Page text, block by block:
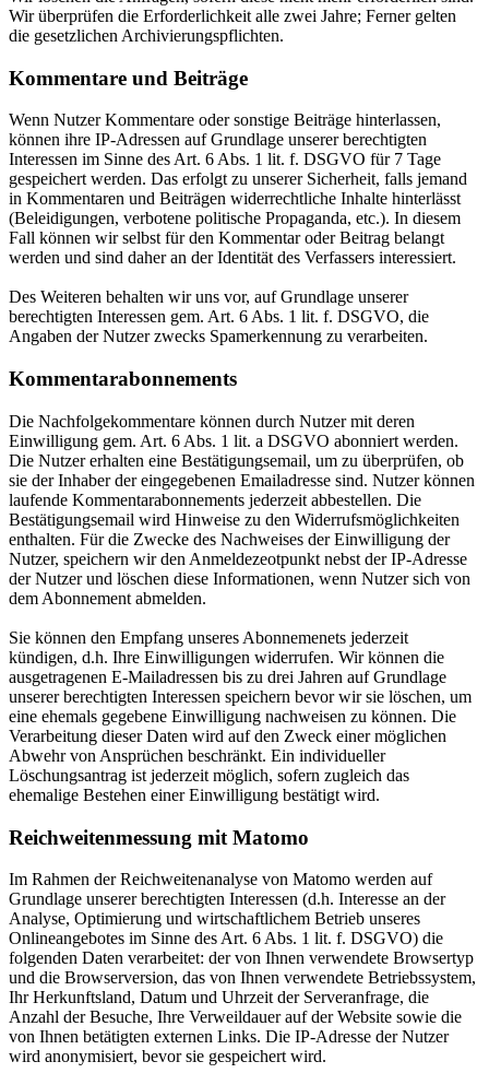
Wir überprüfen die Erforderlichkeit alle zwei Jahre; Ferner gelten
die gesetzlichen Archivierungspflichten.
Kommentare und Beiträge
Wenn Nutzer Kommentare oder sonstige Beiträge hinterlassen,
können ihre IP-Adressen auf Grundlage unserer berechtigten
Interessen im Sinne des Art. 6 Abs. 1 lit. f. DSGVO für 7 Tage
gespeichert werden. Das erfolgt zu unserer Sicherheit, falls jemand
in Kommentaren und Beiträgen widerrechtliche Inhalte hinterlässt
(Beleidigungen, verbotene politische Propaganda, etc.). In diesem
Fall können wir selbst für den Kommentar oder Beitrag belangt
werden und sind daher an der Identität des Verfassers interessiert.
Des Weiteren behalten wir uns vor, auf Grundlage unserer
berechtigten Interessen gem. Art. 6 Abs. 1 lit. f. DSGVO, die
Angaben der Nutzer zwecks Spamerkennung zu verarbeiten.
Kommentarabonnements
Die Nachfolgekommentare können durch Nutzer mit deren
Einwilligung gem. Art. 6 Abs. 1 lit. a DSGVO abonniert werden.
Die Nutzer erhalten eine Bestätigungsemail, um zu überprüfen, ob
sie der Inhaber der eingegebenen Emailadresse sind. Nutzer können
laufende Kommentarabonnements jederzeit abbestellen. Die
Bestätigungsemail wird Hinweise zu den Widerrufsmöglichkeiten
enthalten. Für die Zwecke des Nachweises der Einwilligung der
Nutzer, speichern wir den Anmeldezeotpunkt nebst der IP-Adresse
der Nutzer und löschen diese Informationen, wenn Nutzer sich von
dem Abonnement abmelden.
Sie können den Empfang unseres Abonnemenets jederzeit
kündigen, d.h. Ihre Einwilligungen widerrufen. Wir können die
ausgetragenen E-Mailadressen bis zu drei Jahren auf Grundlage
unserer berechtigten Interessen speichern bevor wir sie löschen, um
eine ehemals gegebene Einwilligung nachweisen zu können. Die
Verarbeitung dieser Daten wird auf den Zweck einer möglichen
Abwehr von Ansprüchen beschränkt. Ein individueller
Löschungsantrag ist jederzeit möglich, sofern zugleich das
ehemalige Bestehen einer Einwilligung bestätigt wird.
Reichweitenmessung mit Matomo
Im Rahmen der Reichweitenanalyse von Matomo werden auf
Grundlage unserer berechtigten Interessen (d.h. Interesse an der
Analyse, Optimierung und wirtschaftlichem Betrieb unseres
Onlineangebotes im Sinne des Art. 6 Abs. 1 lit. f. DSGVO) die
folgenden Daten verarbeitet: der von Ihnen verwendete Browsertyp
und die Browserversion, das von Ihnen verwendete Betriebssystem,
Ihr Herkunftsland, Datum und Uhrzeit der Serveranfrage, die
Anzahl der Besuche, Ihre Verweildauer auf der Website sowie die
von Ihnen betätigten externen Links. Die IP-Adresse der Nutzer
wird anonymisiert, bevor sie gespeichert wird.